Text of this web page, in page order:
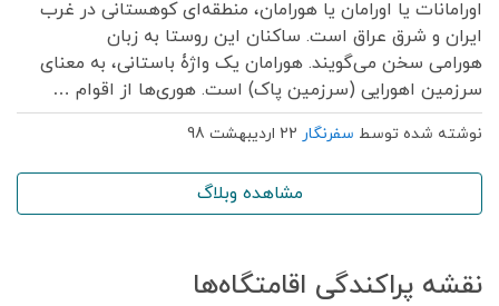
اورامانات یا اورامان یا هورامان، منطقه‌ای کوهستانی در غرب
ایران و شرق عراق است. ساکنان این روستا به زبان
هورامی سخن می‌گویند. هورامان یک واژۀ باستانی، به معنای
سرزمین اهورایی (سرزمین پاک) است. هوری‌ها از اقوام …
نوشته شده توسط سفرنگار 22 اردیبهشت 98
مشاهده وبلاگ
نقشه پراکندگی اقامتگاه‌ها